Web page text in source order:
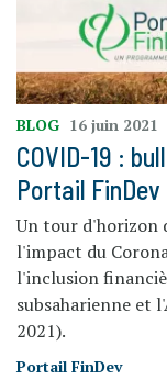
BLOG 16 juin 2021
COVID-19 :
Portail FinDev
Un tour d'horizon
l'impact du
l'inclusion
subsaharienne et
2021).
Portail FinDev